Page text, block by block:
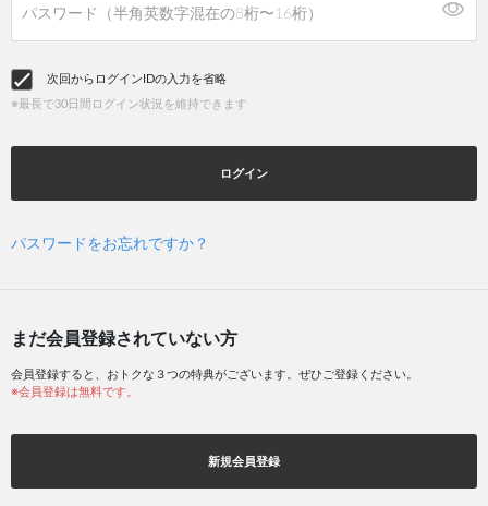
次回からログインIDの入力を省略
※最長で30日間ログイン状況を維持できます
ログイン
パスワードをお忘れですか？
まだ会員登録されていない方
会員登録すると、おトクな３つの特典がございます。ぜひご登録ください。
※会員登録は無料です。
新規会員登録